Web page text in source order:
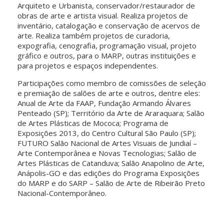
Arquiteto e Urbanista, conservador/restaurador de
obras de arte e artista visual. Realiza projetos de
inventário, catalogação e conservação de acervos de
arte. Realiza também projetos de curadoria,
expografia, cenografia, programação visual, projeto
gráfico e outros, para o MARP, outras instituições e
para projetos e espaços independentes.
Participações como membro de comissões de seleção
e premiação de salões de arte e outros, dentre eles:
Anual de Arte da FAAP, Fundação Armando Álvares
Penteado (SP); Território da Arte de Araraquara; Salão
de Artes Plásticas de Mococa; Programa de
Exposições 2013, do Centro Cultural São Paulo (SP);
FUTURO Salão Nacional de Artes Visuais de Jundiaí –
Arte Contemporânea e Novas Tecnologias; Salão de
Artes Plásticas de Catanduva; Salão Anapolino de Arte,
Anápolis-GO e das edições do Programa Exposições
do MARP e do SARP – Salão de Arte de Ribeirão Preto
Nacional-Contemporâneo.